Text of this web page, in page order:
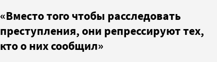
«Вместо того чтобы расследовать
преступления, они репрессируют тех,
кто о них сообщил»